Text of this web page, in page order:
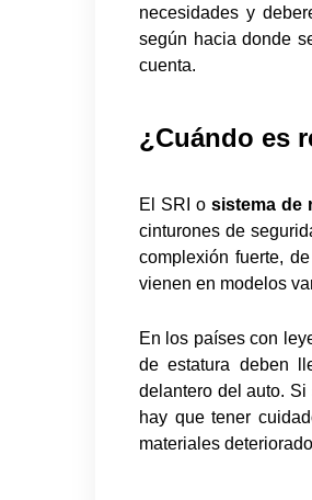
necesidades y
según hacia donde
cuenta.
¿Cuándo es
El SRI o sistema de
cinturones de
complexión fuerte,
vienen en modelos
En los países con
de estatura deben
delantero del auto.
hay que tener
materiales